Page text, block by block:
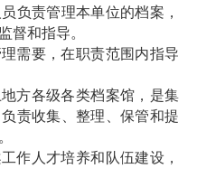
负责管理本单位的档案，
督和指导。
需要，在职责范围内指导
方各级各类档案馆，是集
责收集、整理、保管和提
作人才培养和队伍建设，